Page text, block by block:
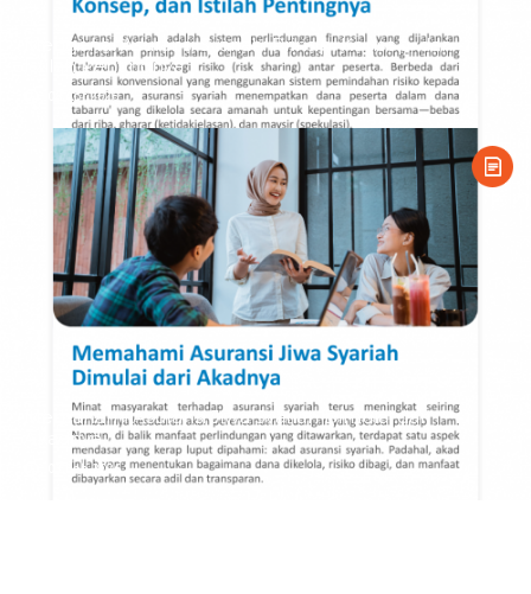
Mengenal Asuransi Syariah: Prinsip, Konsep, dan
Istilah Pentingnya
08 Apr 2026
Memahami Asuransi Jiwa Syariah Dimulai dari
Akadnya
03 Feb 2026